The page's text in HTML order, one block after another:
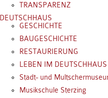
TRANSPARENZ
DEUTSCHHAUS
GESCHICHTE
BAUGESCHICHTE
RESTAURIERUNG
LEBEN IM DEUTSCHHAUS
Stadt- und
Musikschule Sterzing